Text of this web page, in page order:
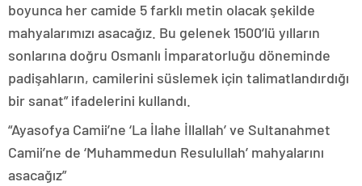
boyunca her camide 5 farklı metin olacak şekilde
mahyalarımızı asacağız. Bu gelenek 1500’lü yılların
sonlarına doğru Osmanlı İmparatorluğu döneminde
padişahların, camilerini süslemek için talimatlandırdığı
bir sanat” ifadelerini kullandı.
“Ayasofya Camii’ne ‘La İlahe İllallah’ ve Sultanahmet
Camii’ne de ‘Muhammedun Resulullah’ mahyalarını
asacağız”